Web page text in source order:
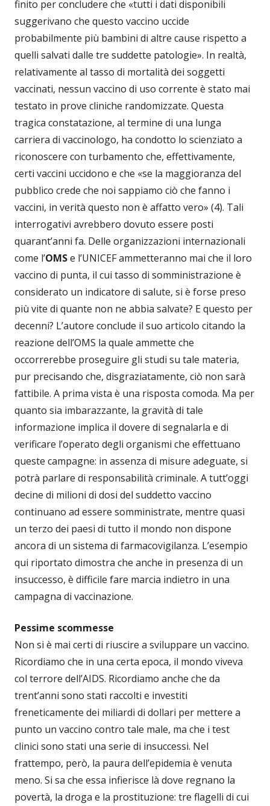
finito per concludere che «tutti i dati disponibili
suggerivano che questo vaccino uccide
probabilmente più bambini di altre cause rispetto a
quelli salvati dalle tre suddette patologie». In realtà,
relativamente al tasso di mortalità dei soggetti
vaccinati, nessun vaccino di uso corrente è stato mai
testato in prove cliniche randomizzate. Questa
tragica constatazione, al termine di una lunga
carriera di vaccinologo, ha condotto lo scienziato a
riconoscere con turbamento che, effettivamente,
certi vaccini uccidono e che «se la maggioranza del
pubblico crede che noi sappiamo ciò che fanno i
vaccini, in verità questo non è affatto vero» (4). Tali
interrogativi avrebbero dovuto essere posti
quarant’anni fa. Delle organizzazioni internazionali
come l’OMSe l’UNICEF ammetteranno mai che il loro
vaccino di punta, il cui tasso di somministrazione è
considerato un indicatore di salute, si è forse preso
più vite di quante non ne abbia salvate? E questo per
decenni? L’autore conclude il suo articolo citando la
reazione dell’OMS la quale ammette che
occorrerebbe proseguire gli studi su tale materia,
pur precisando che, disgraziatamente, ciò non sarà
fattibile. A prima vista è una risposta comoda. Ma per
quanto sia imbarazzante, la gravità di tale
informazione implica il dovere di segnalarla e di
verificare l’operato degli organismi che effettuano
queste campagne: in assenza di misure adeguate, si
potrà parlare di responsabilità criminale. A tutt’oggi
decine di milioni di dosi del suddetto vaccino
continuano ad essere somministrate, mentre quasi
un terzo dei paesi di tutto il mondo non dispone
ancora di un sistema di farmacovigilanza. L’esempio
qui riportato dimostra che anche in presenza di un
insuccesso, è difficile fare marcia indietro in una
campagna di vaccinazione.
Pessime scommesse
Non si è mai certi di riuscire a sviluppare un vaccino.
Ricordiamo che in una certa epoca, il mondo viveva
col terrore dell’AIDS. Ricordiamo anche che da
trent’anni sono stati raccolti e investiti
freneticamente dei miliardi di dollari per mettere a
punto un vaccino contro tale male, ma che i test
clinici sono stati una serie di insuccessi. Nel
frattempo, però, la paura dell’epidemia è venuta
meno. Si sa che essa infierisce là dove regnano la
povertà, la droga e la prostituzione: tre flagelli di cui